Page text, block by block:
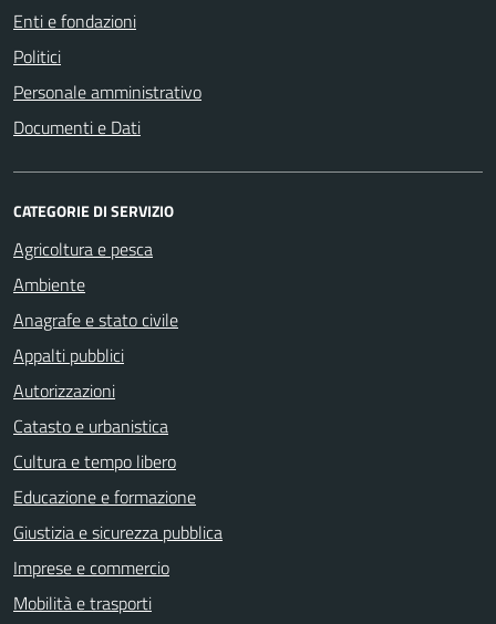
Enti e fondazioni
Politici
Personale amministrativo
Documenti e Dati
CATEGORIE DI SERVIZIO
Agricoltura e pesca
Ambiente
Anagrafe e stato civile
Appalti pubblici
Autorizzazioni
Catasto e urbanistica
Cultura e tempo libero
Educazione e formazione
Giustizia e sicurezza pubblica
Imprese e commercio
Mobilità e trasporti